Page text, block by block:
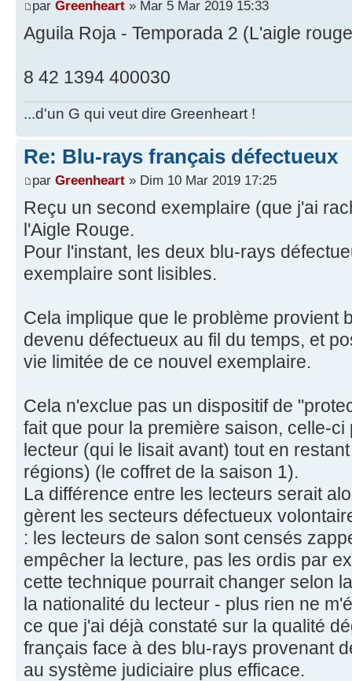
par Greenheart » Mar 5 Mar 2019 15:33
Aguila Roja - Temporada 2 (L'aigle
8 42 1394 400030
...d'un G qui veut dire Greenheart !
Re: Blu-rays français défectueux
par Greenheart » Dim 10 Mar 2019 17:25
Reçu un second exemplaire (que j'ai
l'Aigle Rouge.
Pour l'instant, les deux blu-rays
exemplaire sont lisibles.
Cela implique que le problème provient
devenu défectueux au fil du temps, et
vie limitée de ce nouvel exemplaire.
Cela n'exclue pas un dispositif de
fait que pour la première saison, celle-
lecteur (qui le lisait avant) tout en
régions) (le coffret de la saison 1).
La différence entre les lecteurs serait
gèrent les secteurs défectueux
: les lecteurs de salon sont censés
empêcher la lecture, pas les ordis par
cette technique pourrait changer selon
la nationalité du lecteur - plus rien ne
ce que j'ai déjà constaté sur la qualité
français face à des blu-rays provenant
au système judiciaire plus efficace.